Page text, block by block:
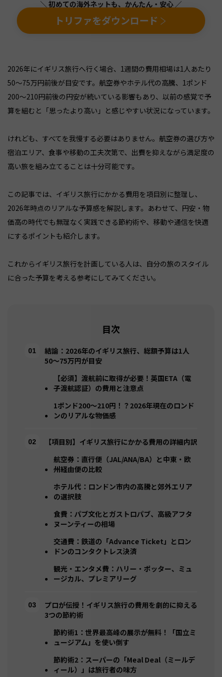
＼ 初めての海外ネットも、かんたん・安心 ／
トリファをダウンロード
2026年にイギリス旅行へ行く場合、1週間の費用相場は1人あたり
50〜75万円前後が目安です。航空券やホテル代の高騰、1ポンド
200〜210円前後の円安が続いている影響もあり、以前の感覚で予
算を組むと「思ったより高い」と感じやすい状況になっています。
けれども、すべてを我慢する必要はありません。航空券の選び方や
宿泊エリア、食事や移動の工夫次第で、出費を抑えながら満足度の
高い旅を組み立てることは十分可能です。
この記事では、イギリス旅行にかかる費用を項目別に整理し、
2026年時点のリアルな予算感を解説します。あわせて、円安・物
価高の時代でも無理なく実践できる節約術や、移動や通信を快適
にするポイントも紹介します。
これからイギリス旅行を計画している人は、自分の旅のスタイル
に合った予算を考える参考にしてみてください。
目次
結論：2026年のイギリス旅行、総額予算は1人
50〜75万円が目安
【必須】渡航前に取得が必要！英国ETA（電
子渡航認証）の費用と注意点
1ポンド200〜210円！？2026年現在のロンド
ンのリアルな物価感
【項目別】イギリス旅行にかかる費用の詳細内訳
航空券：直行便（JAL/ANA/BA）と中東・欧
州経由便の比較
ホテル代：ロンドン市内の高騰と郊外エリア
の選択肢
食費：パブ文化とガストロパブ、高級アフタ
ヌーンティーの相場
交通費：鉄道の「Advance Ticket」とロン
ドンのコンタクトレス決済
観光・エンタメ費：ハリー・ポッター、ミュ
ージカル、プレミアリーグ
プロが伝授！イギリス旅行の費用を劇的に抑える
3つの節約術
節約術1：世界最高峰の展示が無料！「国立ミ
ュージアム」を使い倒す
節約術2：スーパーの「Meal Deal（ミールデ
ィール）」は旅行者の味方